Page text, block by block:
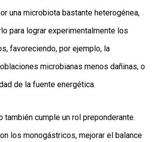
una microbiota bastante heterogénea,
para lograr experimentalmente los
favoreciendo, por ejemplo, la
microbianas menos dañinas, o
de la fuente energética.
también cumple un rol preponderante.
los monogástricos, mejorar el balance